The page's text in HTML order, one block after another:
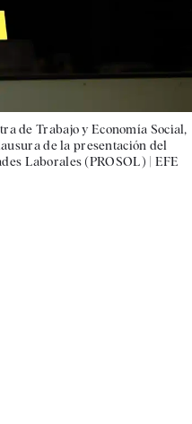
de Trabajo y Economía Social,
de la presentación del
Laborales (PROSOL) | EFE